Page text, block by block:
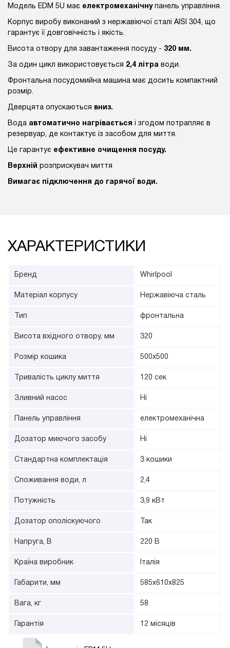
Модель EDM 5U має електромеханічнупанель управління.
Корпус виробу виконаний з нержавіючої сталі AISI 304, що
гарантує її довговічність і якість.
Висота отвору для завантаження посуду - 320 мм.
За один цикл використовується 2,4 літра води.
Фронтальна посудомийна машина має досить компактний
розмір.
Дверцята опускаються вниз.
Вода автоматично нагрівається
і згодом потрапляє в
резервуар, де контактує із засобом для миття.
Це гарантує ефективне очищення посуду.
Верхній розприскувач миття
Вимагає підключення до гарячої води.
ХАРАКТЕРИСТИКИ
Бренд Whirlpool
Матеріал корпусу Нержавіюча сталь
Тип фронтальна
Висота вхідного отвору, мм 320
Розмір кошика 500х500
Тривалість циклу миття 120 сек
Зливний насос Ні
Панель управління електромеханічна
Дозатор миючого засобу Ні
Стандартна комплектація 3 кошики
Споживання води, л 2,4
Потужність 3,9 кВт
Дозатор ополіскуючого Так
Напруга, В 220 В
Країна виробник Італія
Габарити, мм 585х610х825
Вага, кг 58
Гарантія 12 місяців